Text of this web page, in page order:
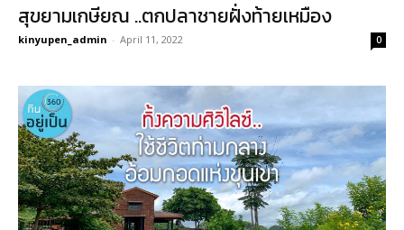
สุขยามเกษียณ ..ตกปลาชายฝั่งท้ายเหมือง
kinyupen_admin - April 11, 2022 0